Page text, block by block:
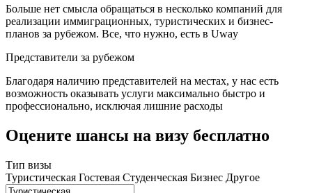
Больше нет смысла обращаться в несколько компаний для
реализации иммиграционных, туристических и бизнес-
планов за рубежом. Все, что нужно, есть в Uway
Представители за рубежом
Благодаря наличию представителей на местах, у нас есть
возможность оказывать услуги максимально быстро и
профессионально, исключая лишние расходы
Оцените шансы на визу бесплатно
Тип визы
Туристическая Гостевая Студенческая Бизнес Другое